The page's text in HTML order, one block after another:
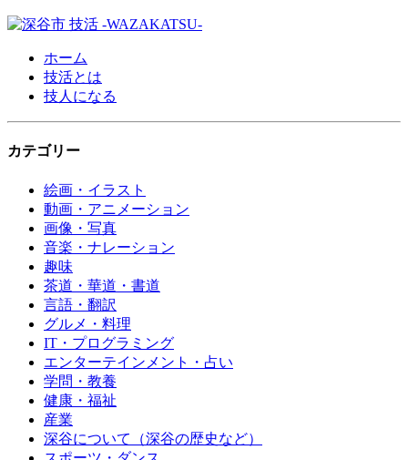
ホーム
技活とは
技人になる
カテゴリー
絵画・イラスト
動画・アニメーション
画像・写真
音楽・ナレーション
趣味
茶道・華道・書道
言語・翻訳
グルメ・料理
IT・プログラミング
エンターテインメント・占い
学問・教養
健康・福祉
産業
深谷について（深谷の歴史など）